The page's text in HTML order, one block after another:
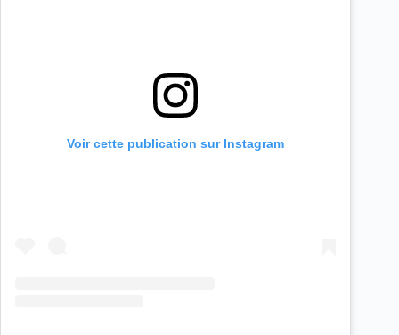
Voir cette publication sur Instagram